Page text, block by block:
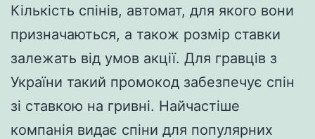
Кількість спінів, автомат, для якого вони
призначаються, а також розмір ставки
залежать від умов акції. Для гравців з
України такий промокод забезпечує спін
зі ставкою на гривні. Найчастіше
компанія видає спіни для популярних